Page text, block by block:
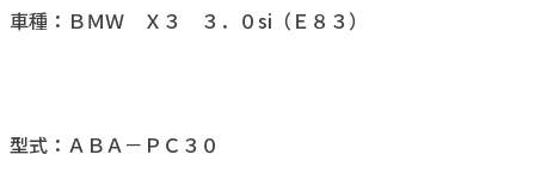
車種：ＢＭＷ Ｘ３ ３．０si（Ｅ８３）
型式：ＡＢＡ－ＰＣ３０